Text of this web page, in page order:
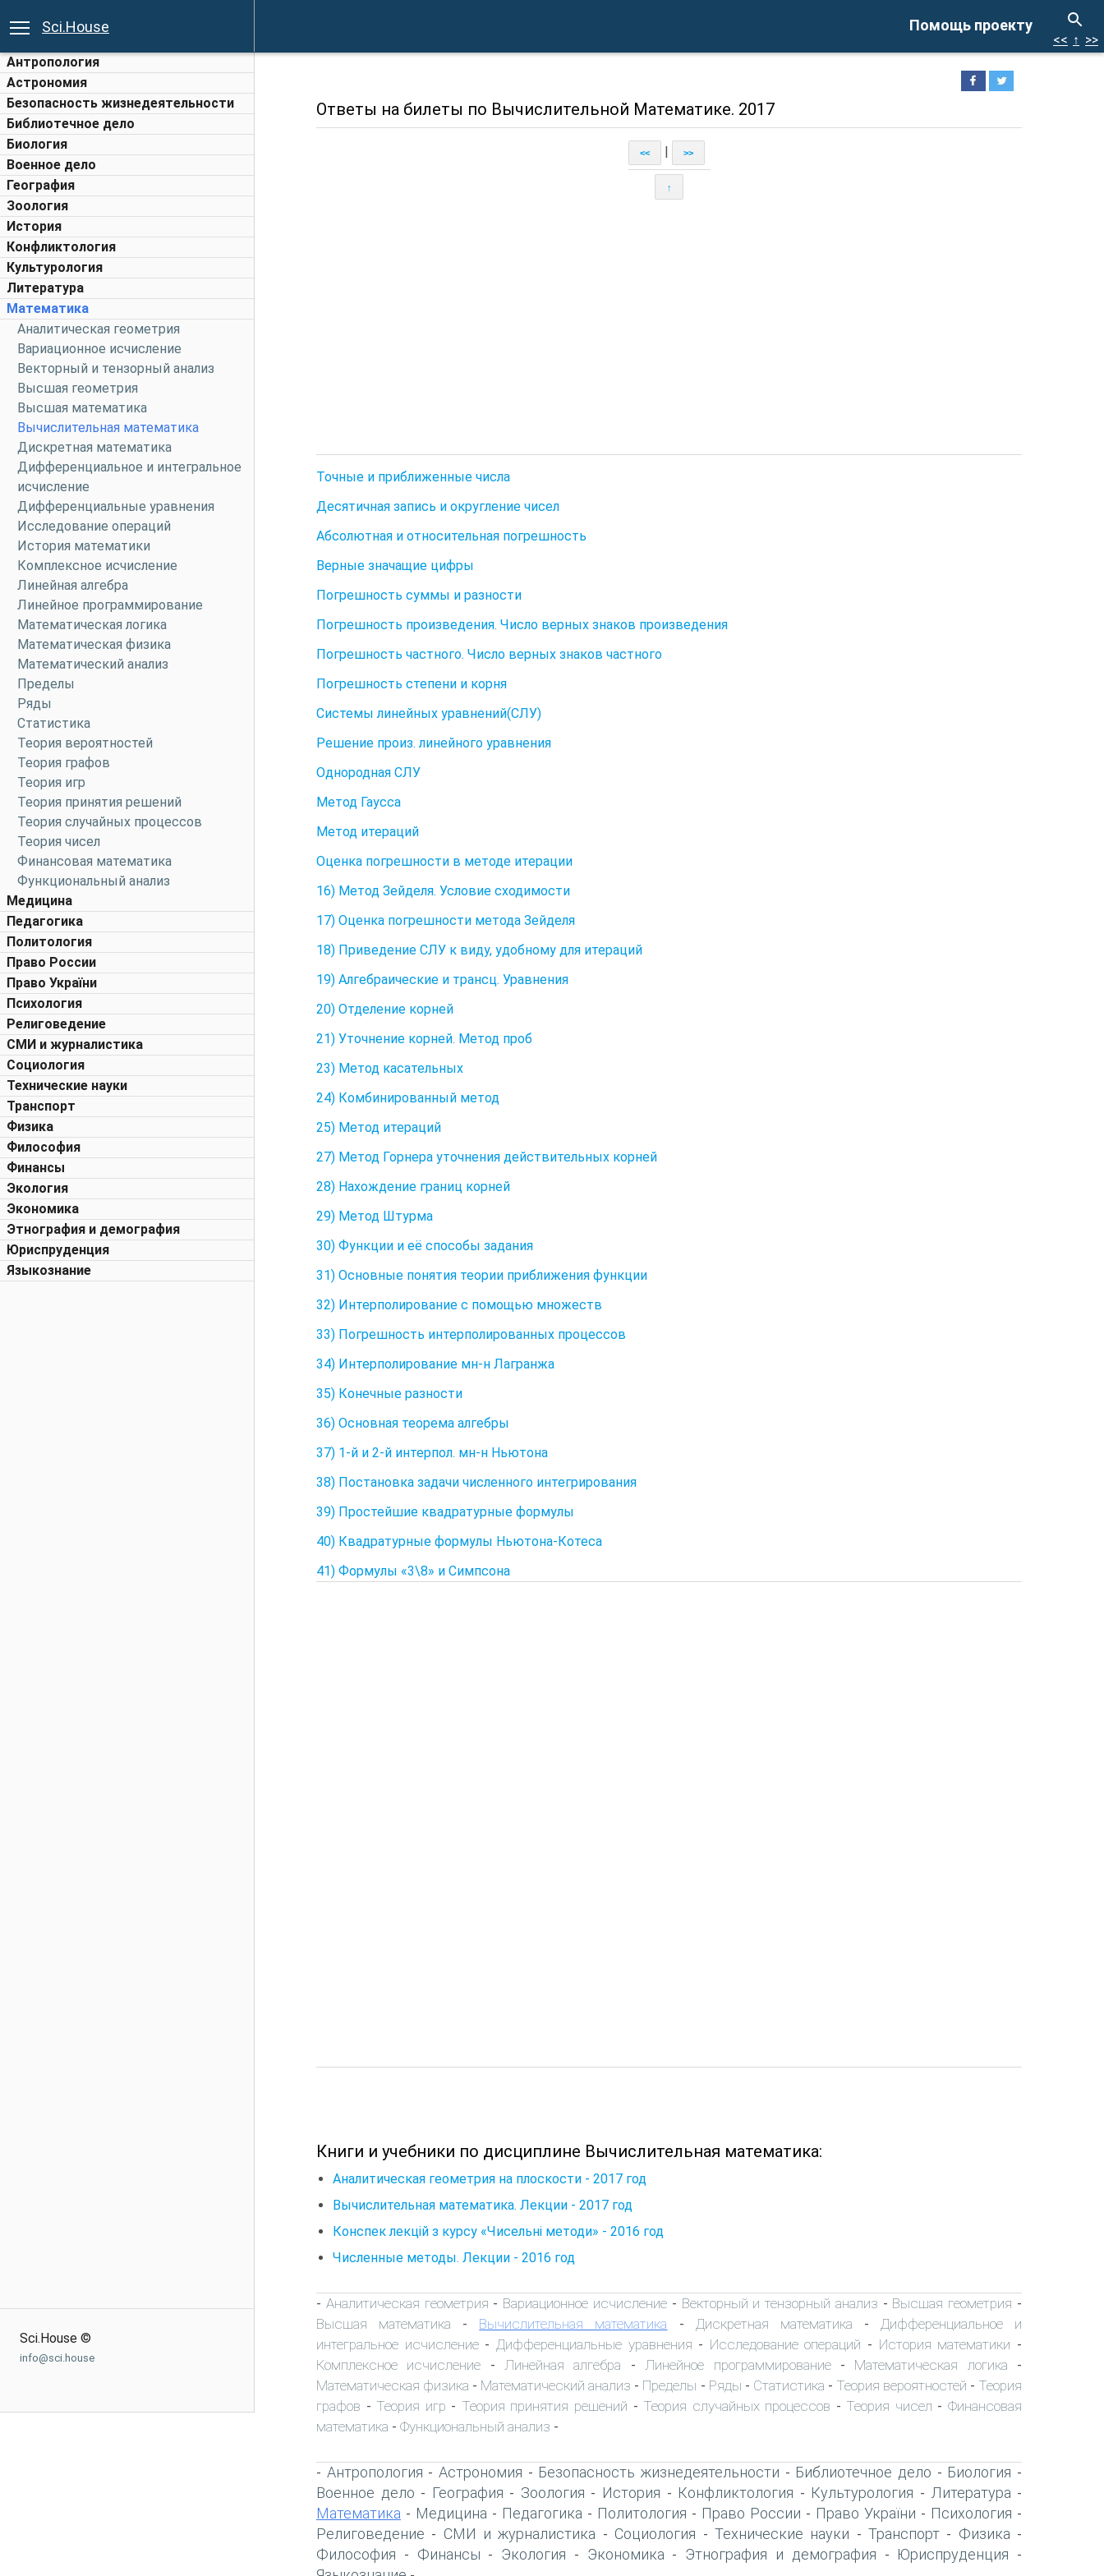
Помощь проекту
Sci.House
Антропология
Астрономия
Безопасность жизнедеятельности
Библиотечное дело
Биология
Военное дело
География
Зоология
История
Конфликтология
Культурология
Литература
Математика
Аналитическая геометрия
Вариационное исчисление
Векторный и тензорный анализ
Высшая геометрия
Высшая математика
Вычислительная математика
Дискретная математика
Дифференциальное и интегральное
исчисление
Дифференциальные уравнения
Исследование операций
История математики
Комплексное исчисление
Линейная алгебра
Линейное программирование
Математическая логика
Математическая физика
Математический анализ
Пределы
Ряды
Статистика
Теория вероятностей
Теория графов
Теория игр
Теория принятия решений
Теория случайных процессов
Теория чисел
Финансовая математика
Функциональный анализ
Медицина
Педагогика
Политология
Право России
Право України
Психология
Религоведение
СМИ и журналистика
Социология
Технические науки
Транспорт
Физика
Философия
Финансы
Экология
Экономика
Этнография и демография
Юриспруденция
Языкознание
Sci.House ©
info@sci.house
<< ↑ >>
Ответы на билеты по Вычислительной Математике. 2017
<< >>
↑
Точные и приближенные числа
Десятичная запись и округление чисел
Абсолютная и относительная погрешность
Верные значащие цифры
Погрешность суммы и разности
Погрешность произведения. Число верных знаков произведения
Погрешность частного. Число верных знаков частного
Погрешность степени и корня
Системы линейных уравнений(СЛУ)
Решение произ. линейного уравнения
Однородная СЛУ
Метод Гаусса
Метод итераций
Оценка погрешности в методе итерации
16) Метод Зейделя. Условие сходимости
17) Оценка погрешности метода Зейделя
18) Приведение СЛУ к виду, удобному для итераций
19) Алгебраические и трансц. Уравнения
20) Отделение корней
21) Уточнение корней. Метод проб
23) Метод касательных
24) Комбинированный метод
25) Метод итераций
27) Метод Горнера уточнения действительных корней
28) Нахождение границ корней
29) Метод Штурма
30) Функции и её способы задания
31) Основные понятия теории приближения функции
32) Интерполирование с помощью множеств
33) Погрешность интерполированных процессов
34) Интерполирование мн-н Лагранжа
35) Конечные разности
36) Основная теорема алгебры
37) 1-й и 2-й интерпол. мн-н Ньютона
38) Постановка задачи численного интегрирования
39) Простейшие квадратурные формулы
40) Квадратурные формулы Ньютона-Котеса
41) Формулы «3\8» и Симпсона
Книги и учебники по дисциплине Вычислительная математика:
Аналитическая геометрия на плоскости - 2017 год
Вычислительная математика. Лекции - 2017 год
Конспек лекцій з курсу «Чисельні методи» - 2016 год
Численные методы. Лекции - 2016 год
- Аналитическая геометрия - Вариационное исчисление- Векторный и тензорный анализ - Высшая геометрия -
Высшая математика - Вычислительная математика - Дискретная математика - Дифференциальное и
интегральное исчисление- Дифференциальные уравнения - Исследование операций - История математики -
Комплексное исчисление - Линейная алгебра - Линейное программирование- Математическая логика -
Математическая физика - Математический анализ - Пределы - Ряды - Статистика - Теория вероятностей - Теория
графов - Теория игр - Теория принятия решений - Теория случайных процессов - Теория чисел - Финансовая
математика - Функциональный анализ -
- Антропология -Астрономия - Безопасность жизнедеятельности - Библиотечное дело - Биология -
Военное дело - География - Зоология - История - Конфликтология - Культурология - Литература -
Математика - Медицина - Педагогика - Политология - Право России - Право України - Психология -
Религоведение - СМИ и журналистика - Социология - Технические науки - Транспорт- Физика -
Философия - Финансы - Экология - Экономика - Этнография и демография - Юриспруденция -